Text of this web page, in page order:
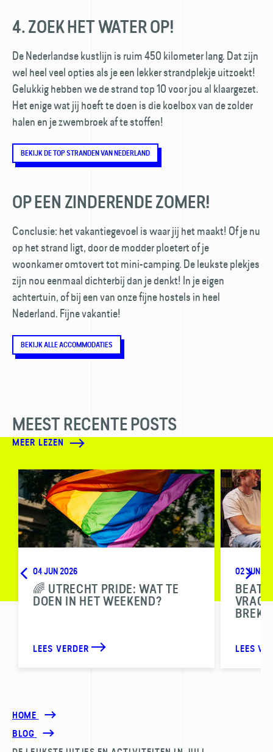
4. ZOEK HET WATER OP!
De Nederlandse kustlijn is ruim 450 kilometer lang. Dat zijn
wel heel veel opties als je een lekker strandplekje uitzoekt!
Gelukkig hebben we de strand top 10 voor jou al klaargezet.
Het enige wat jij hoeft te doen is die koelbox van de zolder
halen en je zwembroek af te stoffen!
BEKIJK DE TOP STRANDEN VAN NEDERLAND
OP EEN ZINDERENDE ZOMER!
Conclusie: het vakantiegevoel is waar jij het maakt! Of je nu
op het strand ligt, door de modder ploetert of je
woonkamer omtovert tot mini-camping. De leukste plekjes
zijn nou eenmaal dichterbij dan je denkt! In je eigen
achtertuin, of bij een van onze fijne hostels in heel
Nederland. Fijne vakantie!
BEKIJK ALLE ACCOMMODATIES
MEEST RECENTE POSTS
MEER LEZEN
04 JUN 2026
🌈 UTRECHT PRIDE: WAT TE
DOEN IN HET WEEKEND?
LEES VERDER
02 JUN
BEAT
LEES
HOME
BLOG